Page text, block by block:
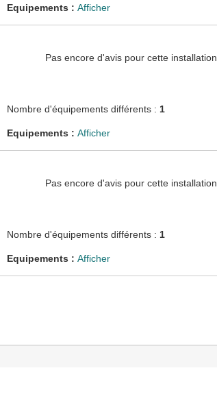
Equipements : Afficher
Pas encore d'avis pour cette installation.
Nombre d'équipements différents : 1
Equipements : Afficher
Pas encore d'avis pour cette installation.
Nombre d'équipements différents : 1
Equipements : Afficher